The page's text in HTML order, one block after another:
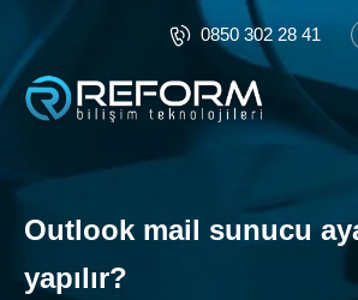
0850 302 28 41
Outlook mail sunucu
yapılır?